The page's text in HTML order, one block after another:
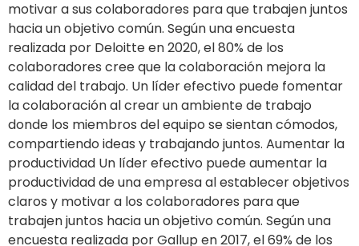
motivar a sus colaboradores para que trabajen juntos
hacia un objetivo común. Según una encuesta
realizada por Deloitte en 2020, el 80% de los
colaboradores cree que la colaboración mejora la
calidad del trabajo. Un líder efectivo puede fomentar
la colaboración al crear un ambiente de trabajo
donde los miembros del equipo se sientan cómodos,
compartiendo ideas y trabajando juntos. Aumentar la
productividad Un líder efectivo puede aumentar la
productividad de una empresa al establecer objetivos
claros y motivar a los colaboradores para que
trabajen juntos hacia un objetivo común. Según una
encuesta realizada por Gallup en 2017, el 69% de los